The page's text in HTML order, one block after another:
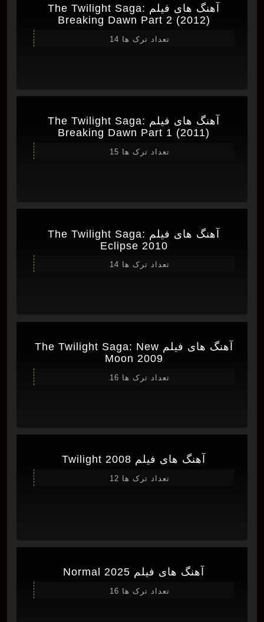
آهنگ های فیلم The Twilight Saga:
Breaking Dawn Part 2 (2012)
تعداد ترک ها 14
آهنگ های فیلم The Twilight Saga:
Breaking Dawn Part 1 (2011)
تعداد ترک ها 15
آهنگ های فیلم The Twilight Saga:
Eclipse 2010
تعداد ترک ها 14
آهنگ های فیلم The Twilight Saga: New
Moon 2009
تعداد ترک ها 16
آهنگ های فیلم Twilight 2008
تعداد ترک ها 12
آهنگ های فیلم Normal 2025
تعداد ترک ها 16